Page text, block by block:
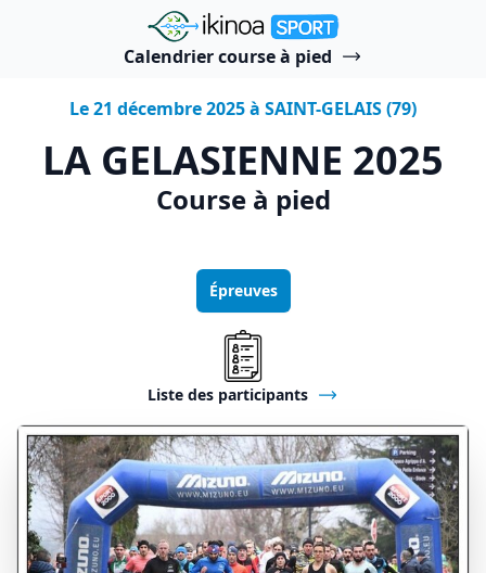
"Ikinoa Sport"
Calendrier course à pied
Le 21 décembre 2025 à SAINT-GELAIS (79)
LA GELASIENNE 2025
Course à pied
Épreuves
Liste des participants